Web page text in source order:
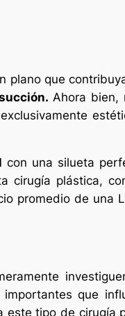
plano que
Ahora bien,
con una silueta
cirugía plástica,
promedio de una
que
este tipo de cirugía